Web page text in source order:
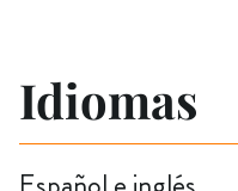
Idiomas